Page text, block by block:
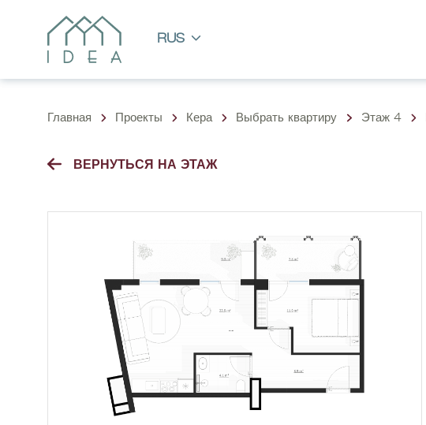
RUS
Главная Проекты Кера Выбрать квартиру Этаж 4
ВЕРНУТЬСЯ НА ЭТАЖ